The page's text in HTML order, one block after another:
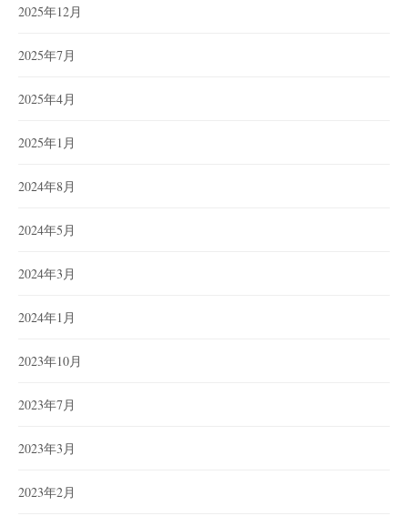
2025年12月
2025年7月
2025年4月
2025年1月
2024年8月
2024年5月
2024年3月
2024年1月
2023年10月
2023年7月
2023年3月
2023年2月